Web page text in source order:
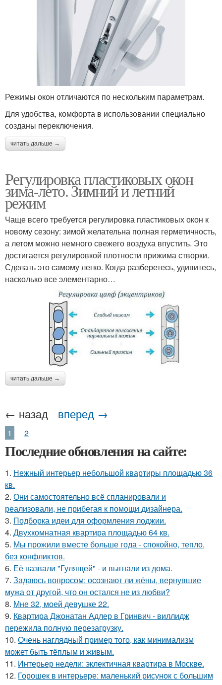
Режимы окон отличаются по нескольким параметрам.
Для удобства, комфорта в использовании специально
созданы переключения.
читать дальше →
Регулировка пластиковых окон
зима-лето. Зимний и летний
режим
Чаще всего требуется регулировка пластиковых окон к
новому сезону: зимой желательна полная герметичность,
а летом можно немного свежего воздуха впустить. Это
достигается регулировкой плотности прижима створки.
Сделать это самому легко. Когда разберетесь, удивитесь,
насколько все элементарно…
читать дальше →
← назад вперед →
1 2
Последние обновления на сайте:
1. Нежный интерьер небольшой квартиры площадью 36
кв.
2. Они самостоятельно всё спланировали и
реализовали, не прибегая к помощи дизайнера.
3. Подборка идеи для оформления лоджии.
4. Двухкомнатная квартира площадью 64 кв.
5. Мы прожили вместе больше года - спокойно, тепло,
без конфликтов.
6. Её назвали "Гулящей" - и выгнали из дома.
7. Задаюсь вопросом: осознают ли жёны, вернувшие
мужа от другой, что он остался не из любви?
8. Мне 32, моей девушке 22.
9. Квартира Джонатан Адлер в Гринвич - виллидж
пережила полную перезагрузку.
10. Очень наглядный пример того, как минимализм
может быть тёплым и живым.
11. Интерьер недели: эклектичная квартира в Москве.
12. Горошек в интерьере: маленький рисунок с большим